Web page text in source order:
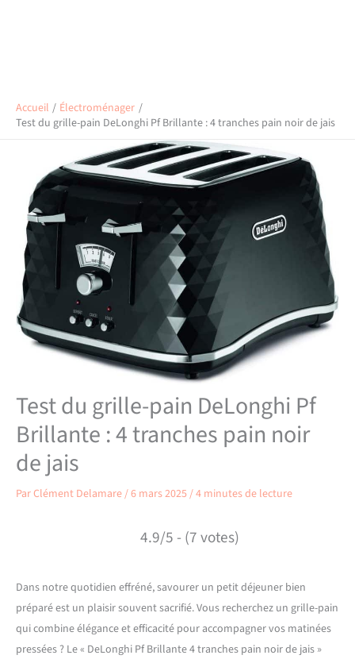
Accueil
Électroménager
Test du grille-pain DeLonghi Pf Brillante : 4 tranches pain noir de jais
Test du grille-pain DeLonghi Pf
Brillante : 4 tranches pain noir
de jais
ParClément Delamare/6 mars 2025/4 minutes de lecture
4.9/5 - (7 votes)
Dans notre quotidien effréné, savourer un petit déjeuner bien
préparé est un plaisir souvent sacrifié. Vous recherchez un grille-pain
qui combine élégance et efficacité pour accompagner vos matinées
pressées ? Le « DeLonghi Pf Brillante 4 tranches pain noir de jais »